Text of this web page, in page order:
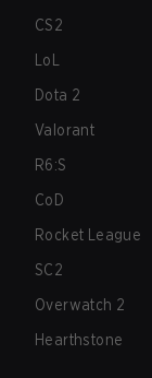
CS2
LoL
Dota 2
Valorant
R6:S
CoD
Rocket League
SC2
Overwatch 2
Hearthstone